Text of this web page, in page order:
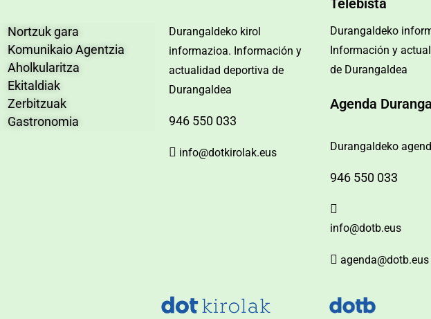
Nortzuk gara
Komunikaio Agentzia
Aholkularitza
Ekitaldiak
Zerbitzuak
Gastronomia
Durangaldeko kirol
informazioa. Información y
actualidad deportiva de
Durangaldea
946 550 033
info@dotkirolak.eus
Telebista
Durangaldeko
Información y
de Durangaldea
Agenda
Durangaldeko
946 550 033
info@dotb.eus
agenda@dotb.eus